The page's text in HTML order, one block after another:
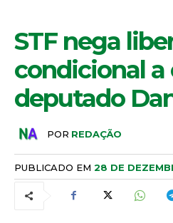
STF nega
condicional a
deputado
POR REDAÇÃO
PUBLICADO EM 28 DE